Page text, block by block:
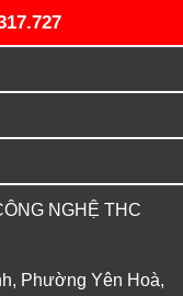
NGHỆ THC
Phường Yên Hoà,